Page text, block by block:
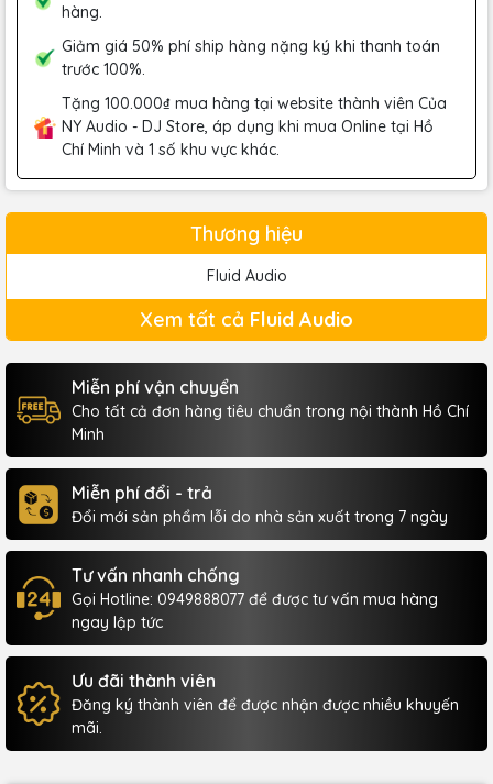
hàng.
Giảm giá 50% phí ship hàng nặng ký khi thanh toán
trước 100%.
Tặng 100.000₫ mua hàng tại website thành viên Của
NY Audio - DJ Store, áp dụng khi mua Online tại Hồ
Chí Minh và 1 số khu vực khác.
Thương hiệu
Fluid Audio
Xem tất cả Fluid Audio
Miễn phí vận chuyển
Cho tất cả đơn hàng tiêu chuẩn trong nội thành Hồ Chí
Minh
Miễn phí đổi - trả
Đổi mới sản phẩm lỗi do nhà sản xuất trong 7 ngày
Tư vấn nhanh chống
Gọi Hotline: 0949888077 để được tư vấn mua hàng
ngay lập tức
Ưu đãi thành viên
Đăng ký thành viên để được nhận được nhiều khuyến
mãi.